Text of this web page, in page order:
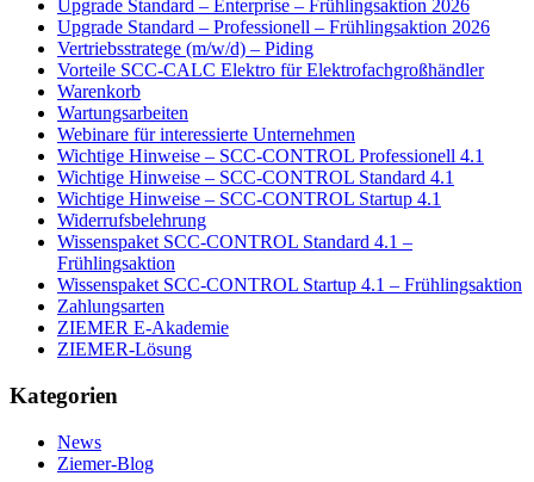
Upgrade Standard – Enterprise – Frühlingsaktion 2026
Upgrade Standard – Professionell – Frühlingsaktion 2026
Vertriebsstratege (m/w/d) – Piding
Vorteile SCC-CALC Elektro für Elektrofachgroßhändler
Warenkorb
Wartungsarbeiten
Webinare für interessierte Unternehmen
Wichtige Hinweise – SCC-CONTROL Professionell 4.1
Wichtige Hinweise – SCC-CONTROL Standard 4.1
Wichtige Hinweise – SCC-CONTROL Startup 4.1
Widerrufsbelehrung
Wissenspaket SCC-CONTROL Standard 4.1 –
Frühlingsaktion
Wissenspaket SCC-CONTROL Startup 4.1 – Frühlingsaktion
Zahlungsarten
ZIEMER E-Akademie
ZIEMER-Lösung
Kategorien
News
Ziemer-Blog